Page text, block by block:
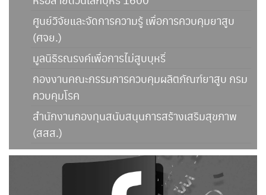
ศูนย์วิจัยและจัดการความรู้ เพื่อการควบคุมยาสูบ
(ศจย.)
มูลนิธิรณรงค์เพื่อการไม่สูบบุหรี่
กองงานคณะกรรมการควบคุมผลิตภัณฑ์ยาสูบ กรม
ควบคุมโรค
สำนักงานกองทุนสนับสนุนการสร้างเสริมสุขภาพ
(สสส.)